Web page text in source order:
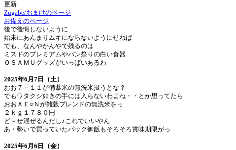
更新
Zugabe/おまけのページ
お備えのページ
後で後悔しないように
始末にあんまりムキにならないようにせねば
でも、なんやかんやで残るのは
ミスドのプレミアムやパン祭りの白い食器
ＯＳＡＭＵグッズがいっぱいあるわ
2025年6月7日（土）
おお７－１１が備蓄米の無洗米扱うとな？
でもワタクシ如きの手には入らないわよね・・とか思ってたら
おおＡＥ○Ｎが雑穀ブレンドの無洗米をっ
２ｋｇ１７８０円
ど～せ混ぜるんだし♪これでいいやん
あ・勢いで買っていたパック御飯もそろそろ賞味期限がっ
2025年6月6日（金）